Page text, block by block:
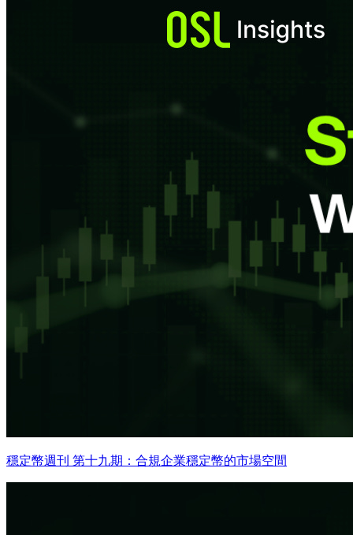
穩定幣週刊 第十九期：合規企業穩定幣的市場空間